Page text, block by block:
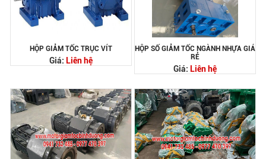
HỘP GIẢM TỐC TRỤC VÍT
Giá: Liên hệ
HỘP SỐ GIẢM TỐC NGÀNH NHỰA GIÁ
RẺ
Giá: Liên hệ